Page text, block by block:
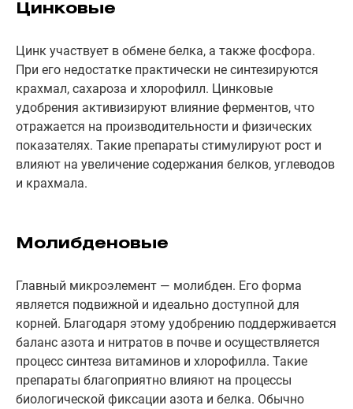
Цинковые
Цинк участвует в обмене белка, а также фосфора.
При его недостатке практически не синтезируются
крахмал, сахароза и хлорофилл. Цинковые
удобрения активизируют влияние ферментов, что
отражается на производительности и физических
показателях. Такие препараты стимулируют рост и
влияют на увеличение содержания белков, углеводов
и крахмала.
Молибденовые
Главный микроэлемент — молибден. Его форма
является подвижной и идеально доступной для
корней. Благодаря этому удобрению поддерживается
баланс азота и нитратов в почве и осуществляется
процесс синтеза витаминов и хлорофилла. Такие
препараты благоприятно влияют на процессы
биологической фиксации азота и белка. Обычно